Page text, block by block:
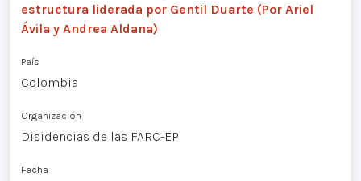
estructura liderada por Gentil Duarte (Por Ariel
Ávila y Andrea Aldana)
País
Colombia
Organización
Disidencias de las FARC-EP
Fecha